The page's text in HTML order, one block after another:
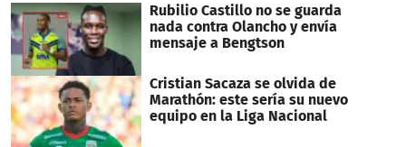
Rubilio Castillo no se guarda
nada contra Olancho y envía
mensaje a Bengtson
Cristian Sacaza se olvida de
Marathón: este sería su nuevo
equipo en la Liga Nacional